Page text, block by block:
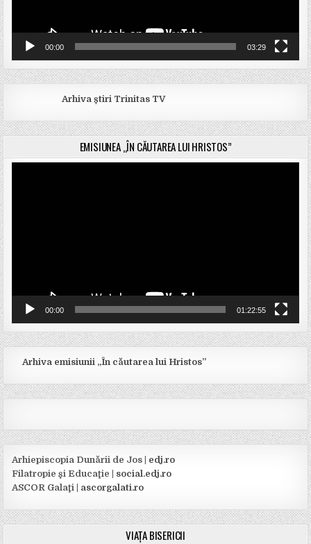
00:00 03:29
Arhiva știri Trinitas TV
EMISIUNEA „ÎN CĂUTAREA LUI HRISTOS”
00:00 01:22:55
Arhiva emisiunii „În căutarea lui Hristos”
Arhiepiscopia Dunării de Jos | edj.ro
Filatropie şi Educaţie | social.edj.ro
ASCOR Galaţi | ascorgalati.ro
VIAȚA BISERICII